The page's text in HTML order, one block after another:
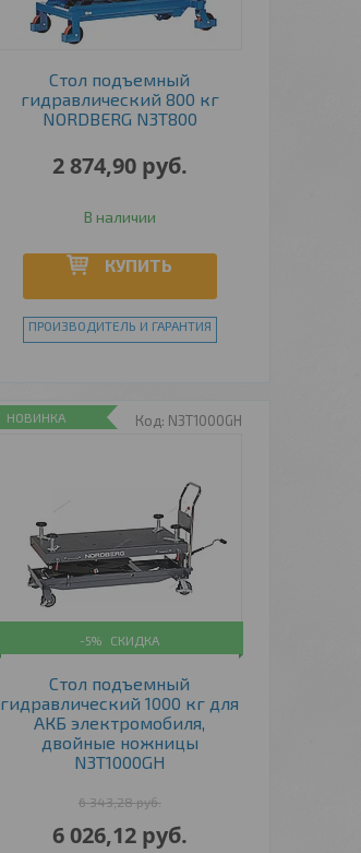
Стол подъемный
гидравлический 800 кг
NORDBERG N3T800
2 874,90 руб.
В наличии
КУПИТЬ
ПРОИЗВОДИТЕЛЬ И ГАРАНТИЯ
N3T1000GH
НОВИНКА
-5%
Стол подъемный
гидравлический 1000 кг для
АКБ электромобиля,
двойные ножницы
N3T1000GH
6 343,28руб.
6 026,12 руб.